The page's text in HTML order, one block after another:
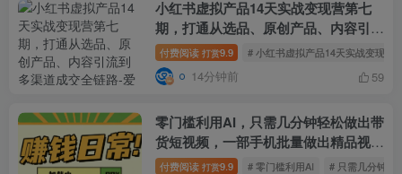
小红书虚拟产品14天实战变现营第七
期，打通从选品、原创产品、内容引流
到多渠道成交全链路
付费阅读 打赏9.9 # 小红书虚拟产品14天实战变现营
14分钟前 59
零门槛利用AI，只需几分钟轻松做出带
货短视频，一部手机批量做出精品视
频，月入万元
付费阅读 打赏9.9 # 零门槛利用AI # 只需几分钟轻